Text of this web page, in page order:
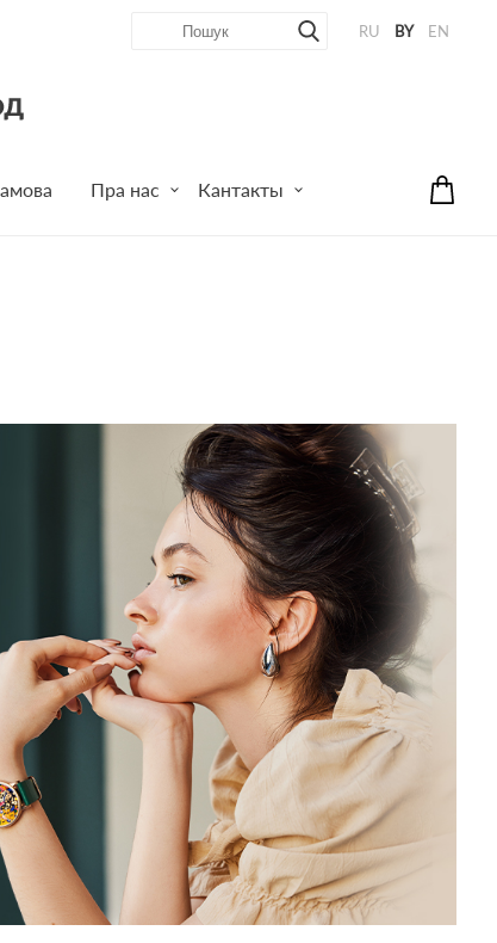
RU BY EN
Пра нас Кантакты